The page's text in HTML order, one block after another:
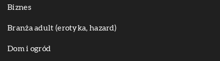
Biznes
Branża adult (erotyka, hazard)
Dom i ogród